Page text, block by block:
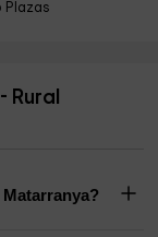
Plazas
Rural